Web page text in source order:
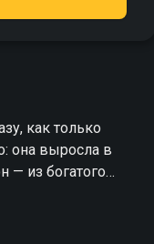
как только
она выросла в
— из богатого